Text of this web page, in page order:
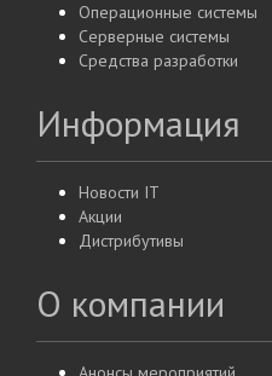
Операционные системы
Серверные системы
Средства разработки
Информация
Новости IT
Акции
Дистрибутивы
О компании